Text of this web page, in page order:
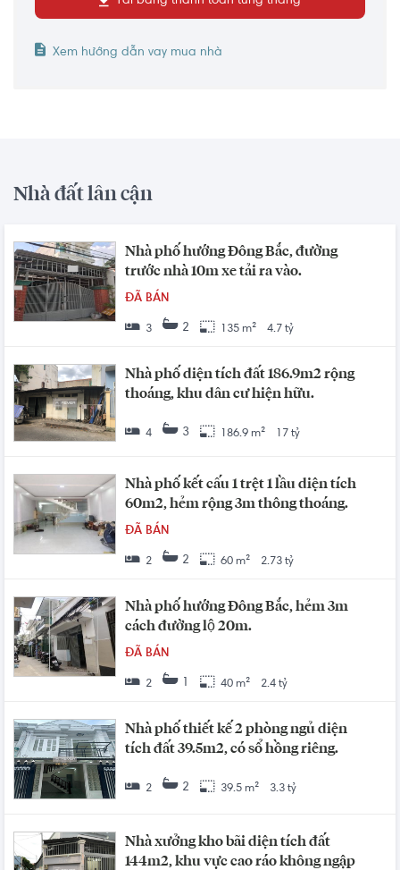
Xem hướng dẫn vay mua nhà
Nhà đất lân cận
Nhà phố hướng Đông Bắc, đường
trước nhà 10m xe tải ra vào.
ĐÃ BÁN
3 2 135 m² 4.7 tỷ
Nhà phố diện tích đất 186.9m2 rộng
thoáng, khu dân cư hiện hữu.
4 3 186.9 m² 17 tỷ
Nhà phố kết cấu 1 trệt 1 lầu diện tích
60m2, hẻm rộng 3m thông thoáng.
ĐÃ BÁN
2 2 60 m² 2.73 tỷ
Nhà phố hướng Đông Bắc, hẻm 3m
cách đường lộ 20m.
ĐÃ BÁN
2 1 40 m² 2.4 tỷ
Nhà phố thiết kế 2 phòng ngủ diện
tích đất 39.5m2, có sổ hồng riêng.
2 2 39.5 m² 3.3 tỷ
Nhà xưởng kho bãi diện tích đất
144m2, khu vực cao ráo không ngập